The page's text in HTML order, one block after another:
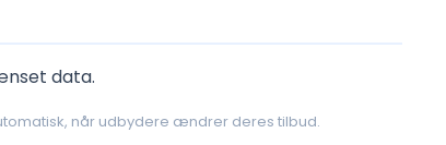
data.
når udbydere ændrer deres tilbud.